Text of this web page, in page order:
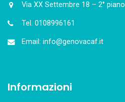
Via XX Settembre 18 – 2° piano
Tel. 0108996161
Email: info@genovacaf.it
Informazioni